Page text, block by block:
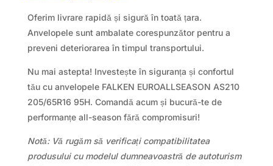
Oferim livrare rapidă și sigură în toată țara.
Anvelopele sunt ambalate corespunzător pentru a
preveni deteriorarea în timpul transportului.
Nu mai astepta! Investește în siguranța și confortul
tău cu anvelopele FALKEN EUROALLSEASON AS210
205/65R16 95H. Comandă acum și bucură-te de
performanțe all-season fără compromisuri!
Notă: Vă rugăm să verificați compatibilitatea
produsului cu modelul dumneavoastră de autoturism